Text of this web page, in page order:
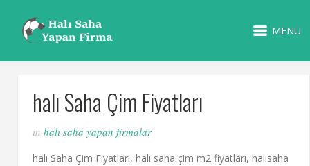
MENU
halı Saha Çim Fiyatları
inhalı saha yapan firmalar
halı Saha Çim Fiyatları, halı saha çim m2 fiyatları, halısaha